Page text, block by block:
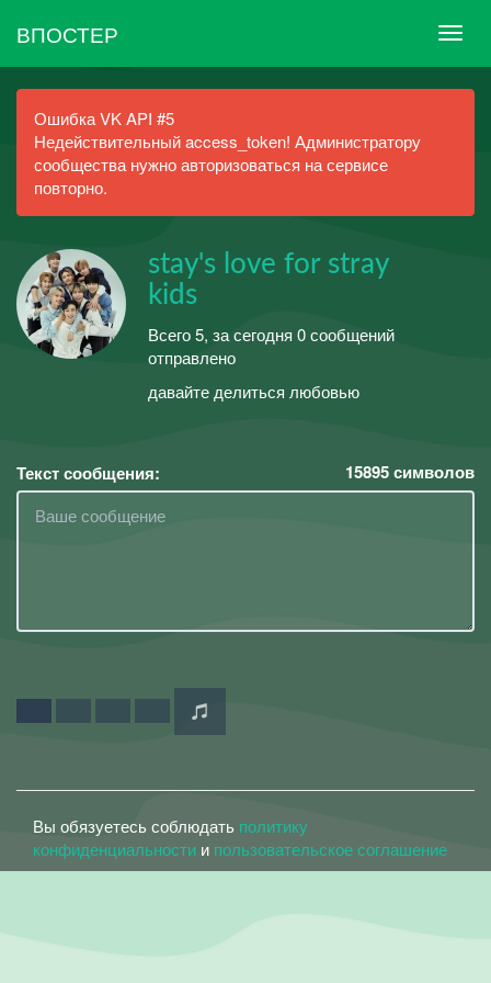
ВПОСТЕР
Ошибка VK API #5
Недействительный access_token! Администратору
сообщества нужно авторизоваться на сервисе
повторно.
stay's love for stray
kids
Всего 5, за сегодня 0 сообщений
отправлено
давайте делиться любовью
Текст сообщения: 15895символов
Вы обязуетесь соблюдать политику
конфиденциальности и пользовательское соглашение